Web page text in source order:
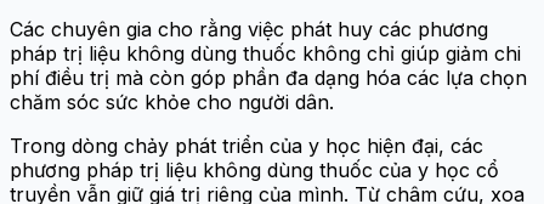
Các chuyên gia cho rằng việc phát huy các phương
pháp trị liệu không dùng thuốc không chỉ giúp giảm chi
phí điều trị mà còn góp phần đa dạng hóa các lựa chọn
chăm sóc sức khỏe cho người dân.
Trong dòng chảy phát triển của y học hiện đại, các
phương pháp trị liệu không dùng thuốc của y học cổ
truyền vẫn giữ giá trị riêng của mình. Từ châm cứu, xoa